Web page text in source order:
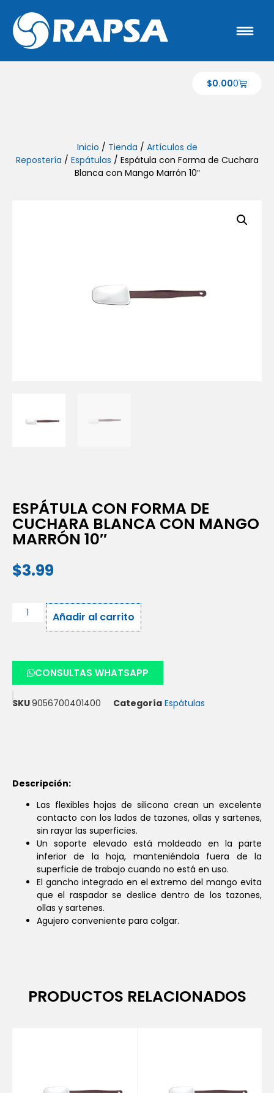
$0.000
Inicio / Tienda / Artículos de
Repostería / Espátulas / Espátula con Forma de Cuchara
Blanca con Mango Marrón 10″
ESPÁTULA CON FORMA DE
CUCHARA BLANCA CON MANGO
MARRÓN 10″
$3.99
Añadir al carrito
CONSULTAS WHATSAPP
SKU9056700401400 Categoría Espátulas
Descripción:
Las flexibles hojas de silicona crean un excelente
contacto con los lados de tazones, ollas y sartenes,
sin rayar las superficies.
Un soporte elevado está moldeado en la parte
inferior de la hoja, manteniéndola fuera de la
superficie de trabajo cuando no está en uso.
El gancho integrado en el extremo del mango evita
que el raspador se deslice dentro de los tazones,
ollas y sartenes.
Agujero conveniente para colgar.
PRODUCTOS RELACIONADOS